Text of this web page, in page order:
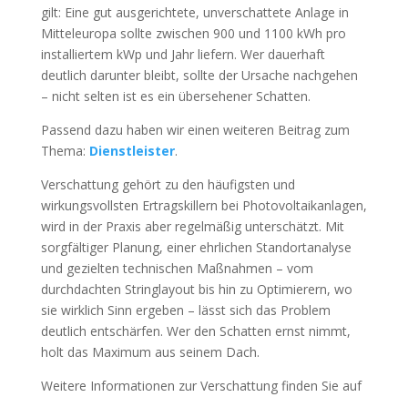
gilt: Eine gut ausgerichtete, unverschattete Anlage in
Mitteleuropa sollte zwischen 900 und 1100 kWh pro
installiertem kWp und Jahr liefern. Wer dauerhaft
deutlich darunter bleibt, sollte der Ursache nachgehen
– nicht selten ist es ein übersehener Schatten.
Passend dazu haben wir einen weiteren Beitrag zum
Thema: Dienstleister.
Verschattung gehört zu den häufigsten und
wirkungsvollsten Ertragskillern bei Photovoltaikanlagen,
wird in der Praxis aber regelmäßig unterschätzt. Mit
sorgfältiger Planung, einer ehrlichen Standortanalyse
und gezielten technischen Maßnahmen – vom
durchdachten Stringlayout bis hin zu Optimierern, wo
sie wirklich Sinn ergeben – lässt sich das Problem
deutlich entschärfen. Wer den Schatten ernst nimmt,
holt das Maximum aus seinem Dach.
Weitere Informationen zur Verschattung finden Sie auf